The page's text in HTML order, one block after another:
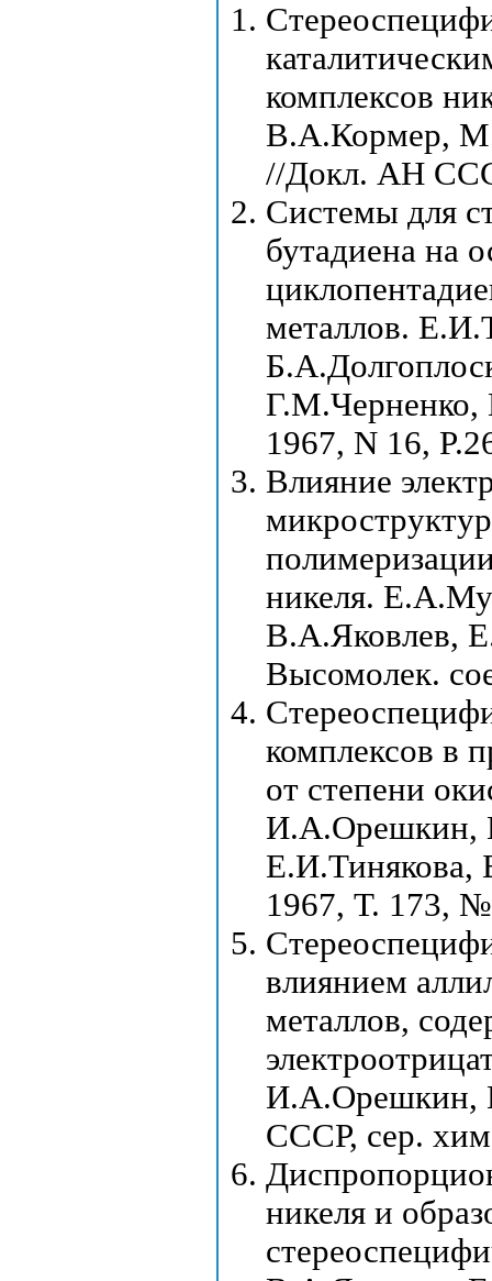
комплексов
В.А.Кормер,
//Докл. АН
Системы для
бутадиена на
металлов.
Г.М.Черненко,
1967, N 16,
Влияние
никеля.
В.А.Яковлев,
Высомолек.
комплексов в
от степени
И.А.Орешкин,
1967, Т. 173,
влиянием
металлов,
И.А.Орешкин,
СССР, сер.
никеля и